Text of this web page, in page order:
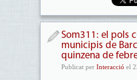
Som311: el pols
municipis de
quinzena de
Publicat per Interacció el